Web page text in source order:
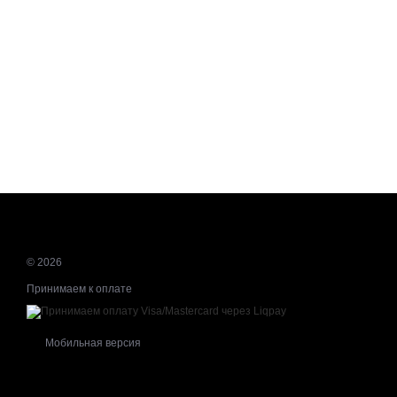
© 2026
Принимаем к оплате
Мобильная версия